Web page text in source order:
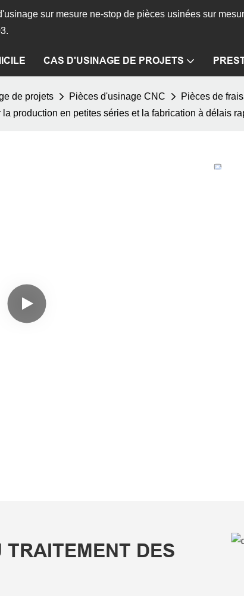
sur mesure ne-stop de pièces usinées sur
CAS D'USINAGE DE PROJETS
de projets Pièces d'usinage CNC
Pièces de
production en petites séries et la fabrication à délais
TRAITEMENT DES